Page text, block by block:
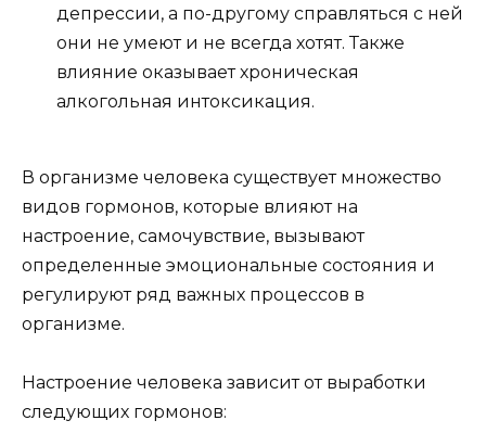
депрессии, а по-другому справляться с ней
они не умеют и не всегда хотят. Также
влияние оказывает хроническая
алкогольная интоксикация.
В организме человека существует множество
видов гормонов, которые влияют на
настроение, самочувствие, вызывают
определенные эмоциональные состояния и
регулируют ряд важных процессов в
организме.
Настроение человека зависит от выработки
следующих гормонов: